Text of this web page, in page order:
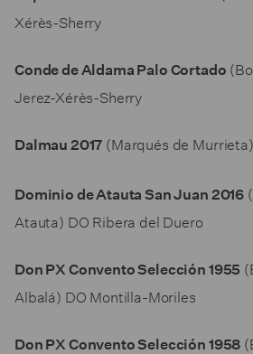
Xérès-Sherry
Conde de Aldama Palo Cortado
Jerez-Xérès-Sherry
Dalmau 2017 (Marqués de
Dominio de Atauta San Juan 2016
Atauta) DO Ribera del Duero
Don PX Convento Selección 1955
Albalá) DO Montilla-Moriles
Don PX Convento Selección 1958